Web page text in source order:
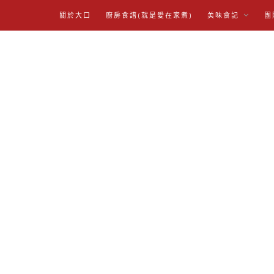
關於大口 廚房食譜(就是愛在家煮) 美味食記